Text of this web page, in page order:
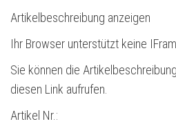
Artikelbeschreibung anzeigen
Ihr Browser unterstützt keine
Sie können die
diesen Link aufrufen.
Artikel Nr.: